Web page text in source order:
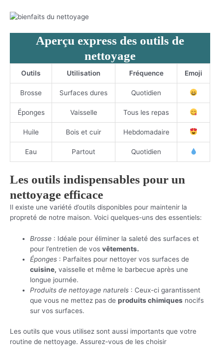
Aperçu express des outils de
nettoyage
Outils Utilisation Fréquence Emoji
Brosse Surfaces dures Quotidien
Éponges Vaisselle Tous les repas
Huile Bois et cuir Hebdomadaire
Eau Partout Quotidien
Les outils indispensables pour un
nettoyage efficace
Il existe une variété d’outils disponibles pour maintenir la
propreté de notre maison. Voici quelques-uns des essentiels:
Brosse : Idéale pour éliminer la saleté des surfaces et
pour l’entretien de vosvêtements.
Éponges : Parfaites pour nettoyer vos surfaces de
cuisine, vaisselle et même le barbecue après une
longue journée.
Produits de nettoyage naturels : Ceux-ci garantissent
que vous ne mettez pas deproduits chimiques nocifs
sur vos surfaces.
Les outils que vous utilisez sont aussi importants que votre
routine de nettoyage. Assurez-vous de les choisir